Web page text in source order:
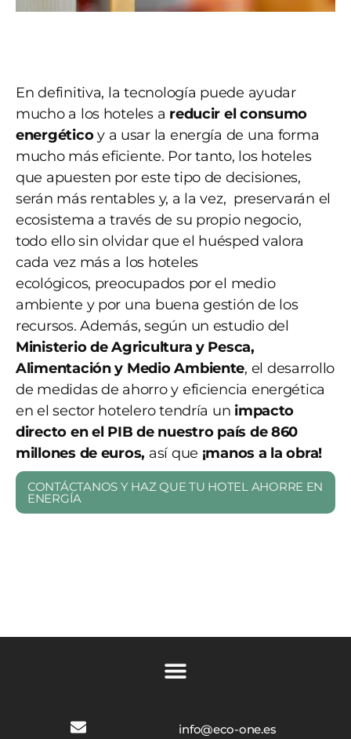
En definitiva, la tecnología puede ayudar
mucho a los hoteles a reducir el consumo
energéticoy a usar la energía de una forma
mucho más eficiente. Por tanto, los hoteles
que apuesten por este tipo de decisiones,
serán más rentables y, a la vez, preservarán el
ecosistema a través de su propio negocio,
todo ello sin olvidar que el huésped valora
cada vez más a los hoteles
ecológicos, preocupados por el medio
ambiente y por una buena gestión de los
recursos. Además, según un estudio del
Ministerio de Agricultura y Pesca,
Alimentación y Medio Ambiente, el desarrollo
de medidas de ahorro y eficiencia energética
en el sector hotelero tendría un impacto
directo en el PIB de nuestro país de 860
millones de euros, así que ¡manos a la obra!
CONTÁCTANOS Y HAZ QUE TU HOTEL AHORRE EN
ENERGÍA
info@eco-one.es